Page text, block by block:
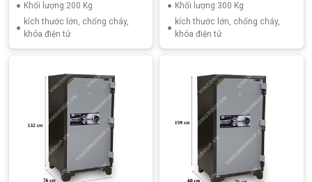
Khối lượng:200 Kg
kích thước lớn, chống cháy,
khóa điện tử
Khối lượng:300 Kg
kích thước lớn, chống cháy,
khóa điện tử